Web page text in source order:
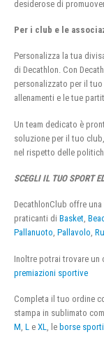
desiderose di
Per i club e le
Personalizza la tua
di Decathlon. Con
personalizzato per il
allenamenti e le tue
Un team dedicato è
soluzione per il tuo
nel rispetto delle
SCEGLI IL TUO SPORT
DecathlonClub offre
praticanti di Basket,
Pallanuoto, Pallavolo,
Inoltre potrai trovare un
premiazioni sportive
Completa il tuo ordine
stampa in sublimato
M L e XL , le borse